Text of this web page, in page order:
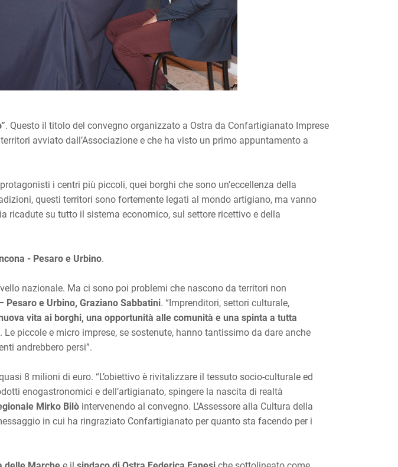
. Questo il titolo del convegno organizzato a Ostra da Confartigianato Imprese
avviato dall’Associazione e che ha visto un primo appuntamento a
i centri più piccoli, quei borghi che sono un’eccellenza della
questi territori sono fortemente legati al mondo artigiano, ma vanno
ricadute su tutto il sistema economico, sul settore ricettivo e della
- Pesaro e Urbino.
nazionale. Ma ci sono poi problemi che nascono da territori non
e Urbino, Graziano Sabbatini. “Imprenditori, settori culturale,
vita ai borghi, una opportunità alle comunità e una spinta a tutta
piccole e micro imprese, se sostenute, hanno tantissimo da dare anche
andrebbero persi”.
8 milioni di euro. “L’obiettivo è rivitalizzare il tessuto socio-culturale ed
enogastronomici e dell’artigianato, spingere la nascita di realtà
Mirko Bilò intervenendo al convegno. L’Assessore alla Cultura della
in cui ha ringraziato Confartigianato per quanto sta facendo per i